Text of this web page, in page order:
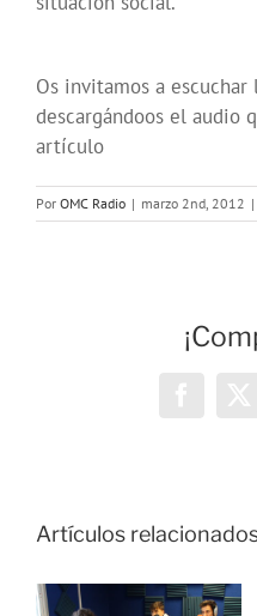
Os invitamos a
descargándoos el audio
artículo
Por OMC Radio | marzo 2nd, 2012 |
Artículos